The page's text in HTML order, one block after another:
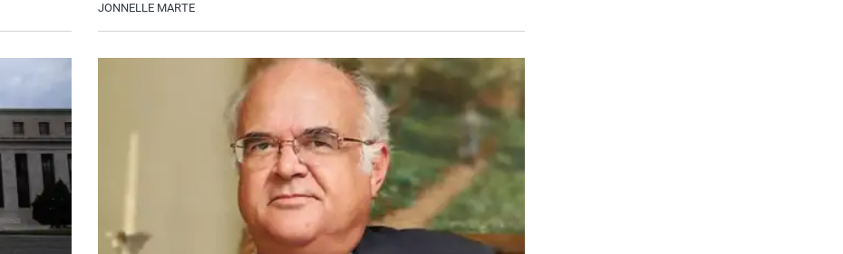
JONNELLE MARTE